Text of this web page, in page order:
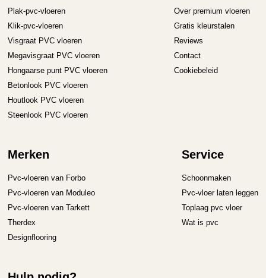
Plak-pvc-vloeren
Klik-pvc-vloeren
Visgraat PVC vloeren
Megavisgraat PVC vloeren
Hongaarse punt PVC vloeren
Betonlook PVC vloeren
Houtlook PVC vloeren
Steenlook PVC vloeren
Over premium vloeren
Gratis kleurstalen
Reviews
Contact
Cookiebeleid
Merken
Pvc-vloeren van Forbo
Pvc-vloeren van Moduleo
Pvc-vloeren van Tarkett
Therdex
Designflooring
Service
Schoonmaken
Pvc-vloer laten leggen
Toplaag pvc vloer
Wat is pvc